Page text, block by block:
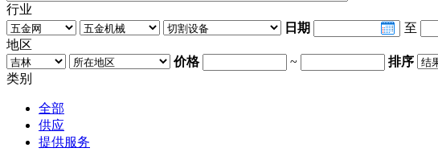
行业
日期
至
地区
价格
~
排序
类别
全部
供应
提供服务